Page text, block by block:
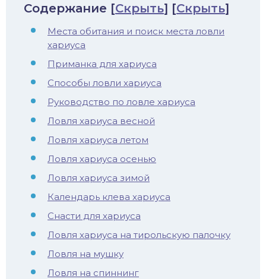
Содержание [Скрыть] [Скрыть]
Места обитания и поиск места ловли
хариуса
Приманка для хариуса
Способы ловли хариуса
Руководство по ловле хариуса
Ловля хариуса весной
Ловля хариуса летом
Ловля хариуса осенью
Ловля хариуса зимой
Календарь клева хариуса
Снасти для хариуса
Ловля хариуса на тирольскую палочку
Ловля на мушку
Ловля на спиннинг
амур